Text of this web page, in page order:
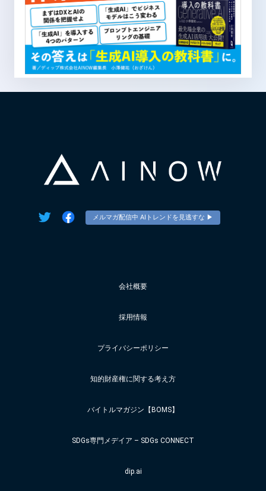
メルマガ配信中 AIトレンドを見逃すな ▶︎
会社概要
採用情報
プライバシーポリシー
知的財産権に関する考え方
バイトルマガジン【BOMS】
SDGs専門メデイア – SDGs CONNECT
dip.ai